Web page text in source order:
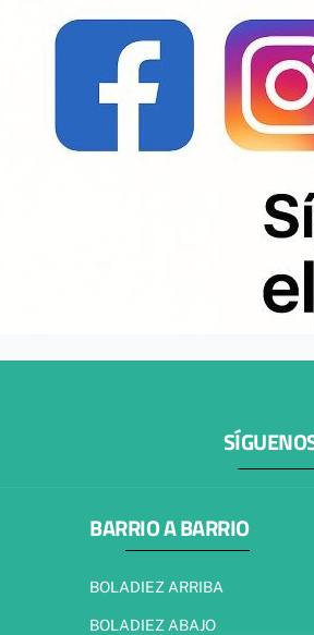
BARRIO A BARRIO
BOLADIEZ ARRIBA
BOLADIEZ ABAJO